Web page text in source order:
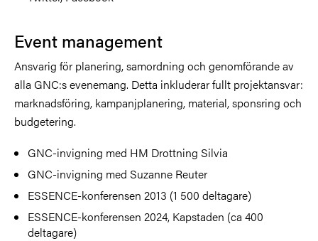
Event management
Ansvarig för planering, samordning och genomförande av
alla GNC:s evenemang. Detta inkluderar fullt projektansvar:
marknadsföring, kampanjplanering, material, sponsring och
budgetering.
GNC-invigning med HM Drottning Silvia
GNC-invigning med Suzanne Reuter
ESSENCE-konferensen 2013 (1 500 deltagare)
ESSENCE-konferensen 2024, Kapstaden (ca 400
deltagare)